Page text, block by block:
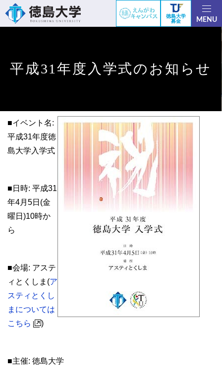
徳島大学
募金
MENU
平成31年度入学式のお知らせ
■イベント名:
平成31年度徳
島大学入学式
■日時: 平成31
年4月5日(金
曜日)10時か
ら
■会場: アステ
ィとくしま(ア
スティとくし
まについては
こちら
)
■主催: 徳島大学